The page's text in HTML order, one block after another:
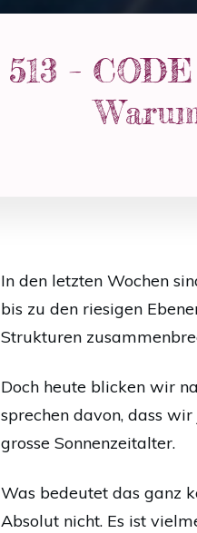
513 –
In den letzten Wochen
bis zu den riesigen
Strukturen
Doch heute blicken wir
sprechen davon, dass
grosse Sonnenzeitalter.
Was bedeutet das ganz
Absolut nicht. Es ist